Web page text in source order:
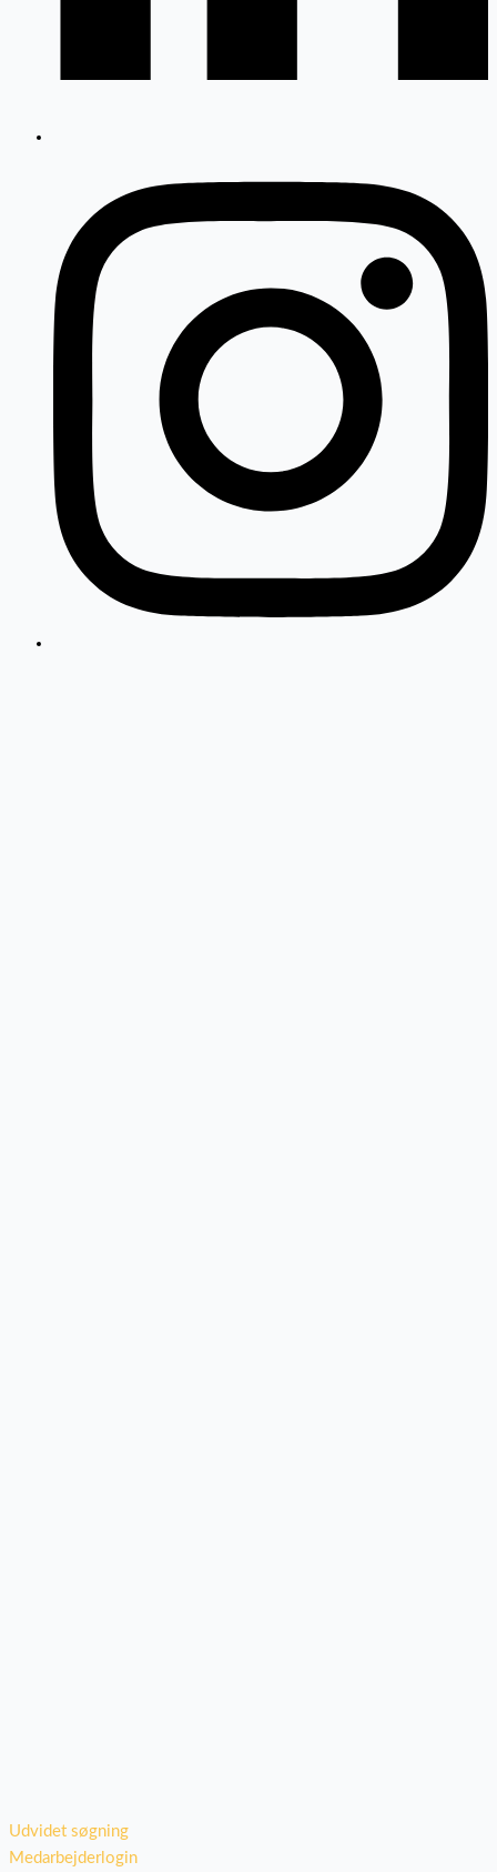
Udvidet søgning
Medarbejderlogin